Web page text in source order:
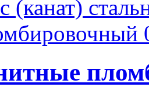
(канат)